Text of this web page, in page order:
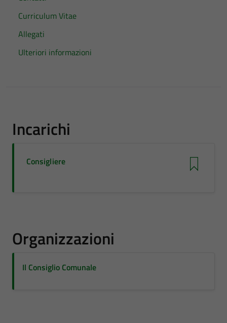
Curriculum Vitae
Allegati
Ulteriori informazioni
Incarichi
Consigliere
Organizzazioni
Il Consiglio Comunale